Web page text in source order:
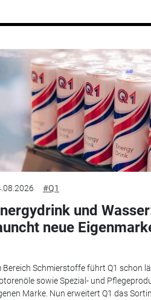
#Q1
und
neue
Bereich Schmierstoffe führt Q1 schon
sowie Spezial- und
Marke. Nun erweitert Q1 das